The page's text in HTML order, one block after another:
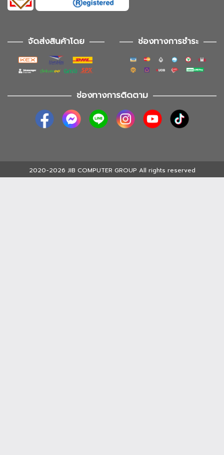
จัดส่งสินค้าโดย ช่องทางการชำระ
ช่องทางการติดตาม
2020-2026 JIB COMPUTER GROUP All rights reserved